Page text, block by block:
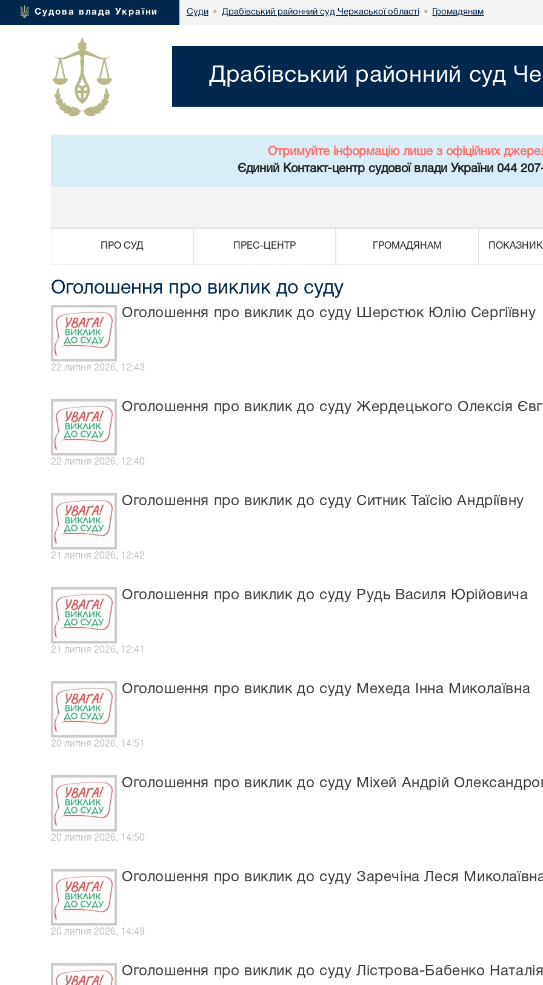
Судова влада України Суди • Драбівський районний суд Черкаської області • Громадянам
Драбівський районний суд
Отримуйте інформацію лише з офіційних
Єдиний Контакт-центр судової влади України 044
ПРО СУД ПРЕС-ЦЕНТР ГРОМАДЯНАМ
Оголошення про виклик до суду
Оголошення про виклик до суду Шерстюк Юлію Сергіївну
22 липня 2026, 12:43
Оголошення про виклик до суду Жердецького Олексія
22 липня 2026, 12:40
Оголошення про виклик до суду Ситник Таїсію Андріївну
21 липня 2026, 12:42
Оголошення про виклик до суду Рудь Василя Юрійовича
21 липня 2026, 12:41
Оголошення про виклик до суду Мехеда Інна Миколаївна
20 липня 2026, 14:51
Оголошення про виклик до суду Міхей Андрій
20 липня 2026, 14:50
Оголошення про виклик до суду Заречіна Леся
20 липня 2026, 14:49
Оголошення про виклик до суду Лістрова-Бабенко